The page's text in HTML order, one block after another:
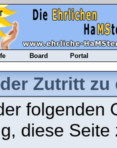
Board Portal
Zutritt
folgenden
diese Seite